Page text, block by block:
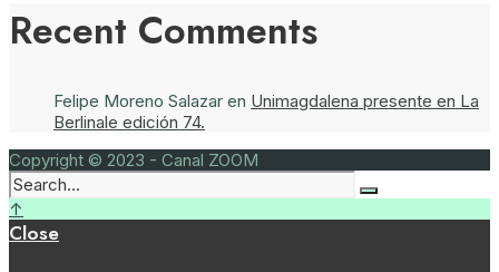
Recent Comments
Felipe Moreno Salazar en Unimagdalena presente en La
Berlinale edición 74.
Copyright © 2023 - Canal ZOOM
↑
Close